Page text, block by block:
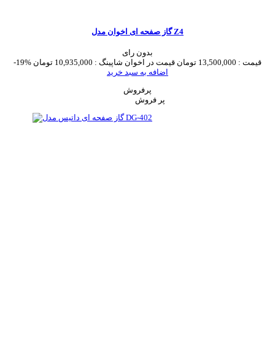
گاز صفحه ای اخوان مدل Z4
بدون رای
-19%
قیمت : 13,500,000 تومان قیمت در اخوان شاپینگ : 10,935,000 تومان
اضافه به سبد خرید
پرفروش